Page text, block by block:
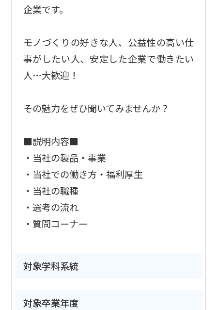
企業です。
モノづくりの好きな人、公益性の高い仕
事がしたい人、安定した企業で働きたい
人…大歓迎！
その魅力をぜひ聞いてみませんか？
■説明内容■
・当社の製品・事業
・当社での働き方・福利厚生
・当社の職種
・選考の流れ
・質問コーナー
対象学科系統
対象卒業年度